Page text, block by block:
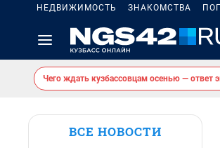
НЕДВИЖИМОСТЬ ЗНАКОМСТВА
Чего ждать кузбассовцам осенью — ответ
ВСЕ НОВОСТИ